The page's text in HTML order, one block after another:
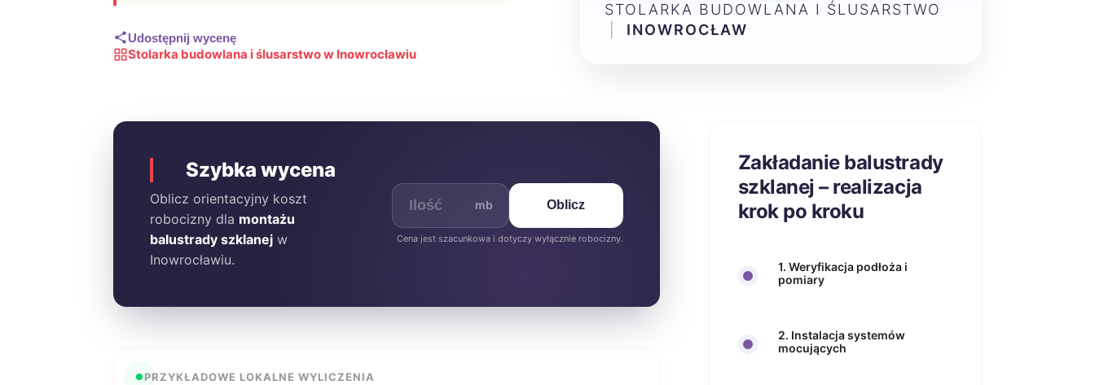
Udostępnij wycenę
Stolarka budowlana i ślusarstwo w Inowrocławiu
STOLARKA BUDOWLANA I ŚLUSARSTWO
INOWROCŁAW
Szybka wycena
Oblicz orientacyjny koszt
robocizny dla montażu
balustrady szklanej w
Inowrocławiu.
mb Oblicz
Cena jest szacunkowa i dotyczy wyłącznie robocizny.
PRZYKŁADOWE LOKALNE WYLICZENIA
Zakładanie balustrady
szklanej – realizacja
krok po kroku
1. Weryfikacja podłoża i
pomiary
2. Instalacja systemów
mocujących